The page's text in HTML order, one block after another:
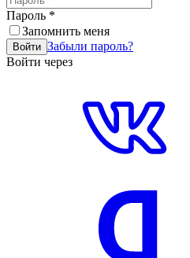
Пароль *
Запомнить меня
Войти Забыли пароль?
Войти через